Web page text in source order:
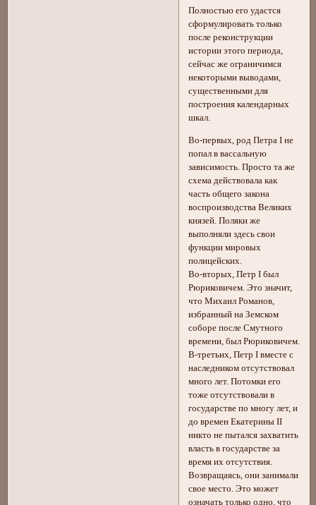
Полностью его удастся
сформулировать только
после реконструкции
истории этого периода,
сейчас же ограничимся
некоторыми выводами,
существенными для
построения календарных
шкал.
Во-первых, род Петра I не
попал в вассальную
зависимость. Просто та же
схема действовала как
часть общего закона
воспроизводства Великих
князей. Поляки же
выполняли здесь свои
функции мировых
полицейских.
Во-вторых, Петр I был
Рюриковичем. Это значит,
что Михаил Романов,
избранный на Земском
соборе после Смутного
времени, был Рюриковичем.
В-третьих, Петр I вместе с
наследником отсутствовал
много лет. Потомки его
тоже отсутствовали в
государстве по многу лет, и
до времен Екатерины II
никто не пытался захватить
власть в государстве за
время их отсутствия.
Возвращаясь, они занимали
свое место. Это может
означать только одно, что